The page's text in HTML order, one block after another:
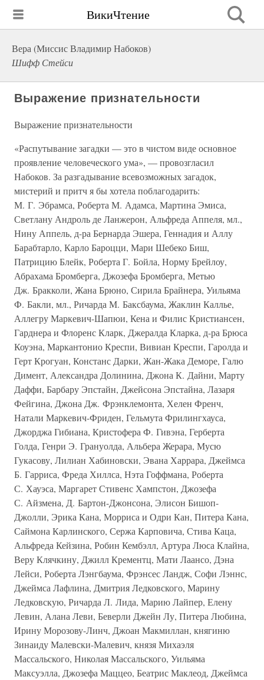
ВикиЧтение
Вера (Миссис Владимир Набоков)
Шифф Стейси
Выражение признательности
Выражение признательности
«Распутывание загадки — это в чистом виде основное
проявление человеческого ума», — провозгласил
Набоков. За разгадывание всевозможных загадок,
мистерий и притч я бы хотела поблагодарить:
М. Г. Эбрамса, Роберта М. Адамса, Мартина Эмиса,
Светлану Андроль де Ланжерон, Альфреда Аппеля, мл.,
Нину Аппель, д-ра Бернарда Эшера, Геннадия и Аллу
Барабтарло, Карло Бароцци, Мари Шебеко Биш,
Патрицию Блейк, Роберта Г. Бойла, Норму Брейлоу,
Абрахама Бромберга, Джозефа Бромберга, Метью
Дж. Бракколи, Жана Брюно, Сирила Брайнера, Уильяма
Ф. Бакли, мл., Ричарда М. Баксбаума, Жаклин Каллье,
Аллегру Маркевич-Шапюи, Кена и Филис Кристиансен,
Гарднера и Флоренс Кларк, Джералда Кларка, д-ра Брюса
Коуэна, Маркантонио Креспи, Вивиан Креспи, Гаролда и
Герт Крогуан, Констанс Дарки, Жан-Жака Деморе, Галю
Димент, Александра Долинина, Джона К. Дайни, Марту
Даффи, Барбару Эпстайн, Джейсона Эпстайна, Лазаря
Фейгина, Джона Дж. Фрэнклемонта, Хелен Френч,
Натали Маркевич-Фриден, Гельмута Фрилингхауса,
Джорджа Гибиана, Кристофера Ф. Гивэна, Герберта
Голда, Генри Э. Грануолда, Альбера Жерара, Мусю
Гукасову, Лилиан Хабиновски, Эвана Харрара, Джеймса
Б. Гарриса, Фреда Хиллса, Нэта Гоффмана, Роберта
С. Хауэса, Маргарет Стивенс Хампстон, Джозефа
С. Айзмена, Д. Бартон-Джонсона, Элисон Бишоп-
Джолли, Эрика Кана, Морриса и Одри Кан, Питера Кана,
Саймона Карлинского, Сержа Карповича, Стива Каца,
Альфреда Кейзина, Робин Кембэлл, Артура Люса Клайна,
Веру Клячкину, Джилл Крементц, Мати Лаансо, Дэна
Лейси, Роберта Лэнгбаума, Фрэнсес Ландж, Софи Лэннс,
Джеймса Лафлина, Дмитрия Ледковского, Марину
Ледковскую, Ричарда Л. Лида, Марию Лайпер, Елену
Левин, Алана Леви, Беверли Джейн Лу, Питера Любина,
Ирину Морозову-Линч, Джоан Макмиллан, княгиню
Зинаиду Малевски-Малевич, князя Михаэля
Массальского, Николая Массальского, Уильяма
Максуэлла, Джозефа Маццео, Беатрис Маклеод, Джеймса